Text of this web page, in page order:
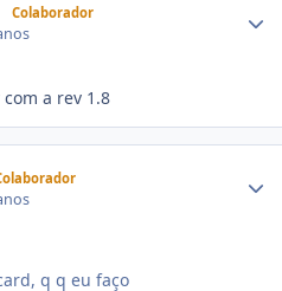
Colaborador
a rev 1.8
q q eu faço